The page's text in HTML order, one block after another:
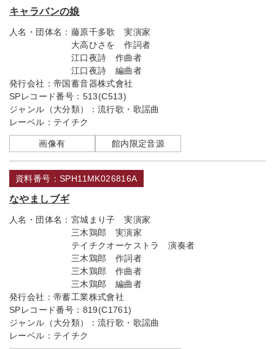
キャラバンの娘
人名・団体名： 藤原千多歌 実演家
大高ひさを 作詞者
江口夜詩 作曲者
江口夜詩 編曲者
発行会社： 帝国蓄音器株式會社
SPレコード番号： 513(C513)
ジャンル（大分類）： 流行歌・歌謡曲
レーベル： テイチク
画像有 館内限定音源
資料番号：SPH11MK026816A
なやましブギ
人名・団体名： 宮城まり子 実演家
三木鶏郎 実演家
テイチクオーケストラ 演奏者
三木鶏郎 作詞者
三木鶏郎 作曲者
三木鶏郎 編曲者
発行会社： 帝蓄工業株式會社
SPレコード番号： 819(C1761)
ジャンル（大分類）： 流行歌・歌謡曲
レーベル： テイチク